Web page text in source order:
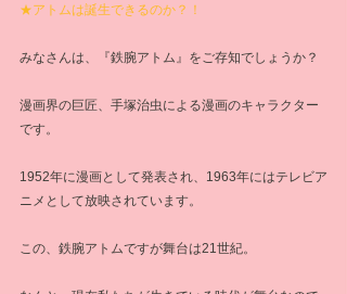
★アトムは誕生できるのか？！
みなさんは、『鉄腕アトム』をご存知でしょうか？
漫画界の巨匠、手塚治虫による漫画のキャラクター
です。
1952年に漫画として発表され、1963年にはテレビア
ニメとして放映されています。
この、鉄腕アトムですが舞台は21世紀。